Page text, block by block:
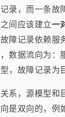
录，而一条故
间应该建立一
障记录依赖服
数据流向为：
，故障记录为
系，源模型和
是双向的，例